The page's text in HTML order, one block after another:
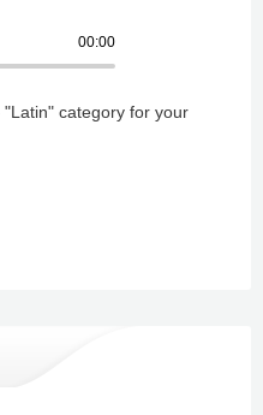
00:00
category for your